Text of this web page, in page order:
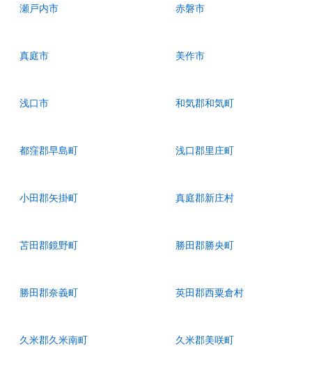
瀬戸内市 赤磐市
真庭市 美作市
浅口市 和気郡和気町
都窪郡早島町 浅口郡里庄町
小田郡矢掛町 真庭郡新庄村
苫田郡鏡野町 勝田郡勝央町
勝田郡奈義町 英田郡西粟倉村
久米郡久米南町 久米郡美咲町